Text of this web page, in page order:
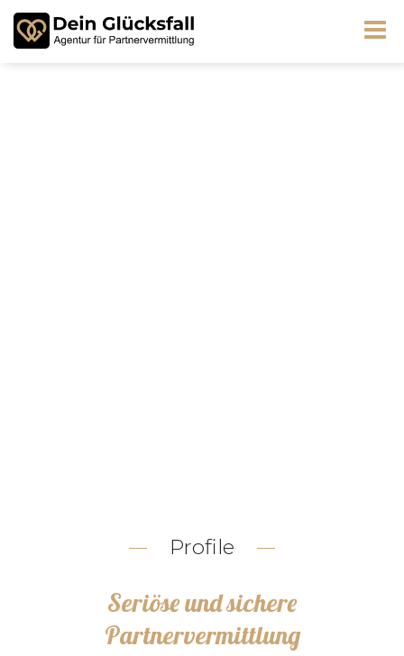
Profile
Seriöse und sichere
Partnervermittlung